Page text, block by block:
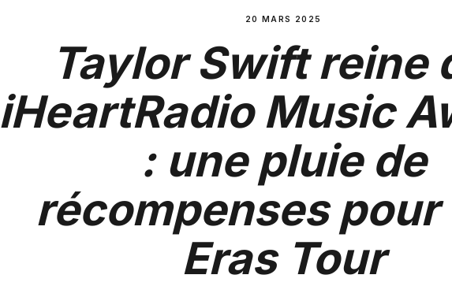
20 MARS 2025
Taylor Swift reine
iHeartRadio Music
: une pluie de
récompenses pour
Eras Tour